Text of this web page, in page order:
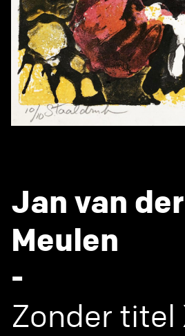
Jan van der
Meulen
-
Zonder titel